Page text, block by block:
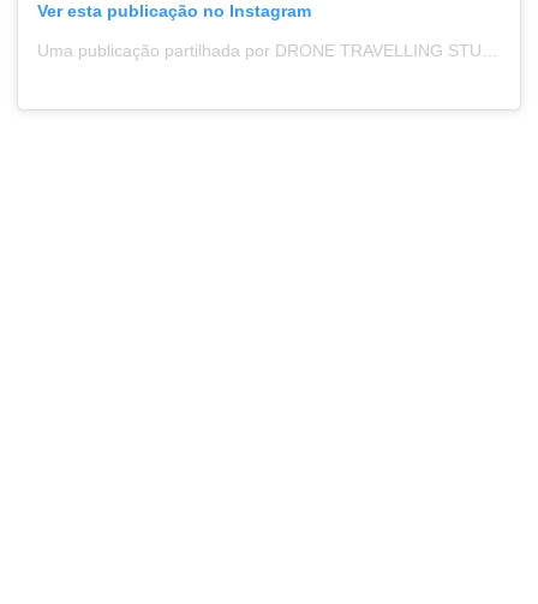
Ver esta publicação no Instagram
Uma publicação partilhada por DRONE TRAVELLING STUDIO (@traveldronestudio)